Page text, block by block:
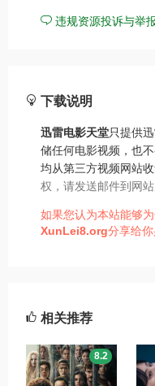
违规资源投诉与举
下载说明
迅雷电影天堂只提供
储任何电影视频，也
均从第三方视频网站收
权，请发送邮件到网
如果您认为本站能够
XunLei8.org分享给
相关推荐
8.2